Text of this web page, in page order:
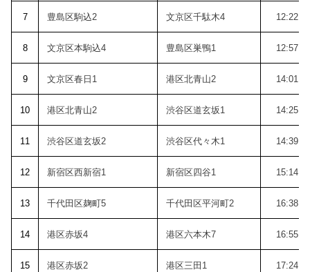
7 豊島区駒込2 文京区千駄木4 12:22
8 文京区本駒込4 豊島区巣鴨1 12:57
9 文京区春日1 港区北青山2 14:01
10 港区北青山2 渋谷区道玄坂1 14:25
11 渋谷区道玄坂2 渋谷区代々木1 14:39
12 新宿区西新宿1 新宿区四谷1 15:14
13 千代田区麹町5 千代田区平河町2 16:38
14 港区赤坂4 港区六本木7 16:55
15 港区赤坂2 港区三田1 17:24